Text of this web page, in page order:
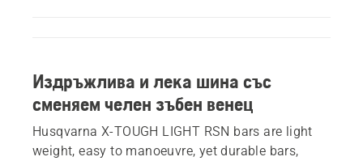
Издръжлива и лека шина със
сменяем челен зъбен венец
Husqvarna X-TOUGH LIGHT RSN bars are light
weight, easy to manoeuvre, yet durable bars,